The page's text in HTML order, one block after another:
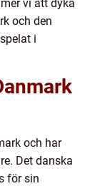
vi att dyka
och den
i
och har
Det danska
för sin